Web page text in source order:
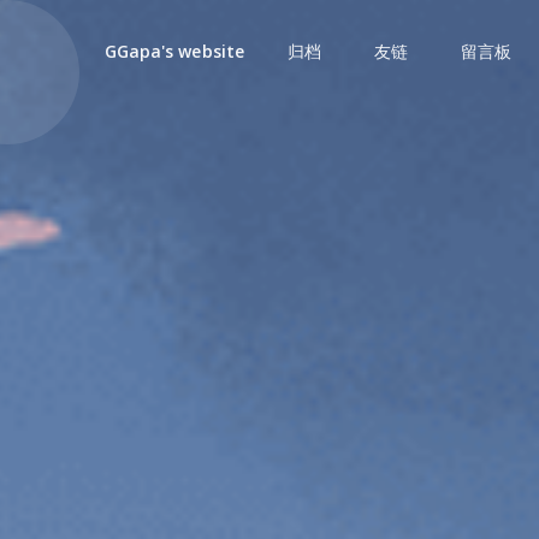
GGapa's website 归档 友链 留言板